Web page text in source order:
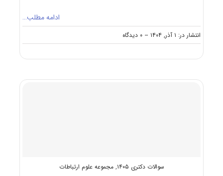
ادامه مطلب…
انتشار در: ۱ آذر, ۱۴۰۴ -- ۰ دیدگاه
on
سوالات
باستان
سوالات دکتری ۱۴۰۵ ,مجموعه علوم ارتباطات